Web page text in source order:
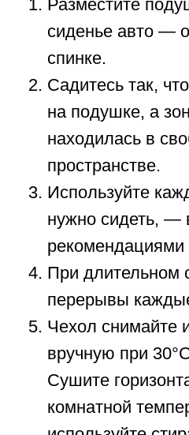
Разместите
сиденье авто —
спинке.
Садитесь так,
на подушке, а
находилась в
пространстве.
Используйте
нужно сидеть, —
рекомендациями
При длительном
перерывы
Чехол снимайте
вручную при
Сушите
комнатной